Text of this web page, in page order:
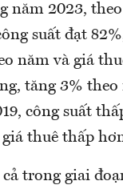
năm 2023,
suất đạt
năm và giá
tăng 3% theo
công suất
thuê thấp
trong giai